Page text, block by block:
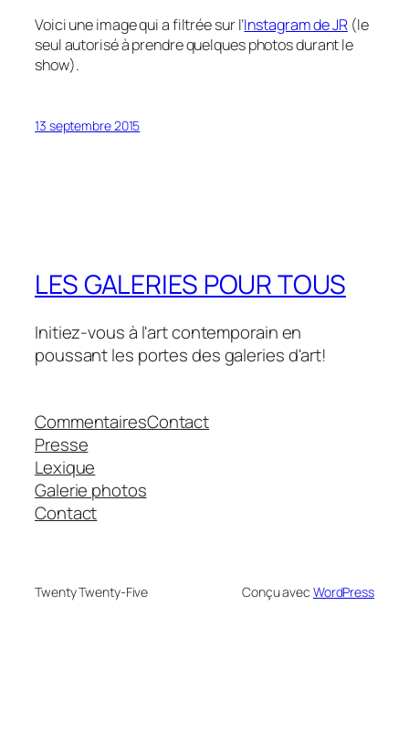
Voici une image qui a filtrée sur l’Instagram de JR(le
seul autorisé à prendre quelques photos durant le
show).
13 septembre 2015
LES GALERIES POUR TOUS
Initiez-vous à l'art contemporain en
poussant les portes des galeries d'art!
Commentaires
Presse
Lexique
Galerie photos
Contact
Contact
Twenty Twenty-Five Conçu avec WordPress